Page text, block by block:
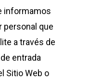
informamos
personal que
a través de
entrada
Sitio Web o